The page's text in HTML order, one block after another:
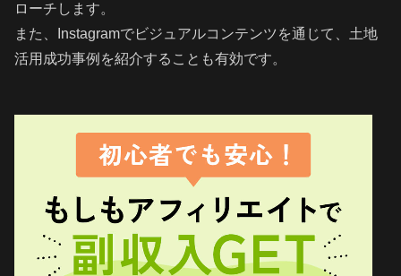
ローチします。
また、Instagramでビジュアルコンテンツを通じて、土地
活用成功事例を紹介することも有効です。